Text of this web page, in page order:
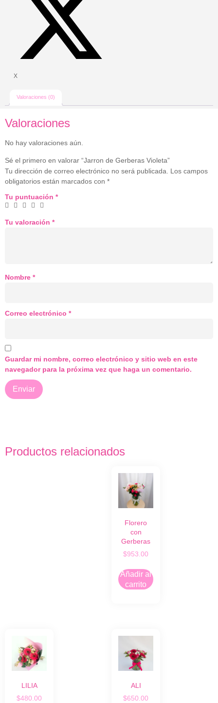
X
Valoraciones (0)
Valoraciones
No hay valoraciones aún.
Sé el primero en valorar “Jarron de Gerberas Violeta”
Tu dirección de correo electrónico no será publicada.
Los campos
obligatorios están marcados con *
Tu puntuación *
Tu valoración *
Nombre *
Correo electrónico *
Guardar mi nombre, correo electrónico y sitio web en este
navegador para la próxima vez que haga un comentario.
Productos relacionados
Florero
con
Gerberas
$953.00
Añadir al
carrito
LILIA
$480.00
ALI
$650.00